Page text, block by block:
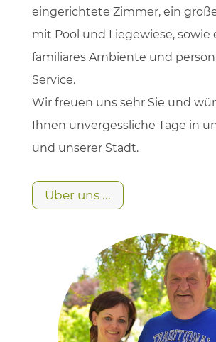
eingerichtete Zimmer, ein
mit Pool und Liegewiese, sowie
familiäres Ambiente und
Service.
Wir freuen uns sehr Sie und
Ihnen unvergessliche Tage in
und unserer Stadt.
Über uns ...